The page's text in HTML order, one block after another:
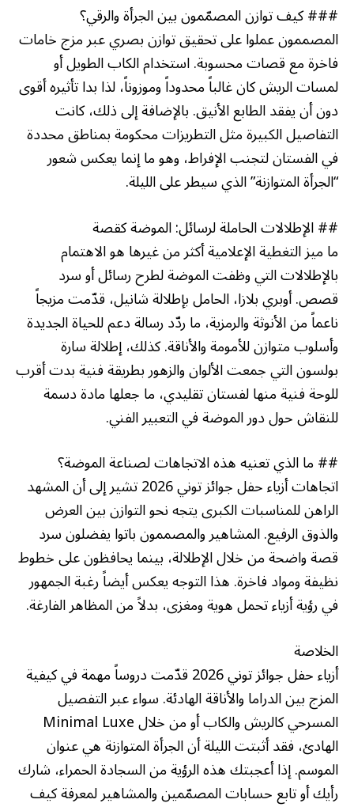
### كيف توازن المصمّمون بين الجرأة والرقي؟
المصممون عملوا على تحقيق توازن بصري عبر مزج خامات
فاخرة مع قصات محسوبة. استخدام الكاب الطويل أو
لمسات الريش كان غالباً محدوداً وموزوناً، لذا بدا تأثيره أقوى
دون أن يفقد الطابع الأنيق. بالإضافة إلى ذلك، كانت
التفاصيل الكبيرة مثل التطريزات محكومة بمناطق محددة
في الفستان لتجنب الإفراط، وهو ما إنما يعكس شعور
“الجرأة المتوازنة” الذي سيطر على الليلة.
## الإطلالات الحاملة لرسائل: الموضة كقصة
ما ميز التغطية الإعلامية أكثر من غيرها هو الاهتمام
بالإطلالات التي وظفت الموضة لطرح رسائل أو سرد
قصص. أوبري بلازا، الحامل بإطلالة شانيل، قدّمت مزيجاً
ناعماً من الأنوثة والرمزية، ما ردّد رسالة دعم للحياة الجديدة
وأسلوب متوازن للأمومة والأناقة. كذلك، إطلالة سارة
بولسون التي جمعت الألوان والزهور بطريقة فنية بدت أقرب
للوحة فنية منها لفستان تقليدي، ما جعلها مادة دسمة
للنقاش حول دور الموضة في التعبير الفني.
## ما الذي تعنيه هذه الاتجاهات لصناعة الموضة؟
اتجاهات أزياء حفل جوائز توني 2026 تشير إلى أن المشهد
الراهن للمناسبات الكبرى يتجه نحو التوازن بين العرض
والذوق الرفيع. المشاهير والمصممون باتوا يفضلون سرد
قصة واضحة من خلال الإطلالة، بينما يحافظون على خطوط
نظيفة ومواد فاخرة. هذا التوجه يعكس أيضاً رغبة الجمهور
في رؤية أزياء تحمل هوية ومغزى، بدلاً من المظاهر الفارغة.
الخلاصة
أزياء حفل جوائز توني 2026 قدّمت دروساً مهمة في كيفية
المزج بين الدراما والأناقة الهادئة. سواء عبر التفصيل
المسرحي كالريش والكاب أو من خلال Minimal Luxe
الهادئ، فقد أثبتت الليلة أن الجرأة المتوازنة هي عنوان
الموسم. إذا أعجبتك هذه الرؤية من السجادة الحمراء، شارك
رأيك أو تابع حسابات المصمّمين والمشاهير لمعرفة كيف